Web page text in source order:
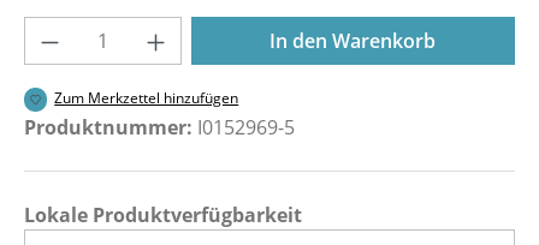
Produkt Anzahl: Gib den gewünschten
In den Warenkorb
Zum Merkzettel hinzufügen
Produktnummer: I0152969-5
Lokale Produktverfügbarkeit